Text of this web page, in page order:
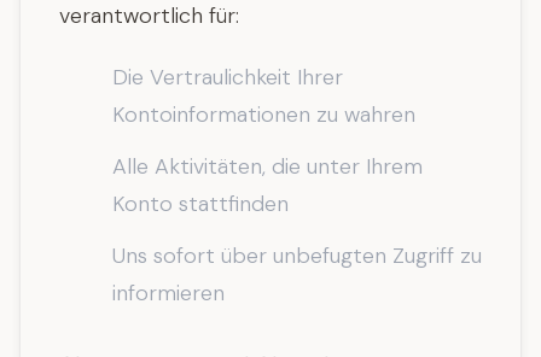
verantwortlich für:
Die Vertraulichkeit Ihrer
Kontoinformationen zu wahren
Alle Aktivitäten, die unter Ihrem
Konto stattfinden
Uns sofort über unbefugten Zugriff zu
informieren